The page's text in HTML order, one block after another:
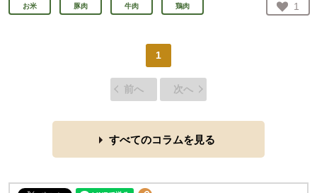
お米 豚肉 牛肉 鶏肉 お気
1
人
1
前へ 次へ
すべてのコラムを見る